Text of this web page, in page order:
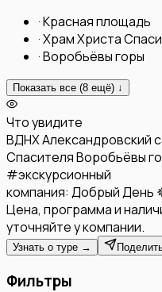
·Красная площадь
·Храм Христа
·Воробьёвы горы
Показать все (8 ещё) ↓
Что увидите
ВДНХАлександровский
СпасителяВоробьёвы
#экскурсионный
компания: Добрый День
Цена, программа и
уточняйте у компании.
Узнать о туре →
Фильтры